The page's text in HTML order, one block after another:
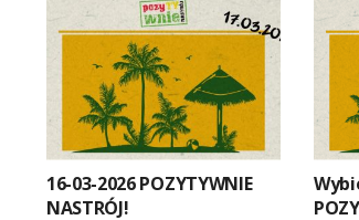
16-03-2026 POZYTYWNIE
NASTRÓJ!